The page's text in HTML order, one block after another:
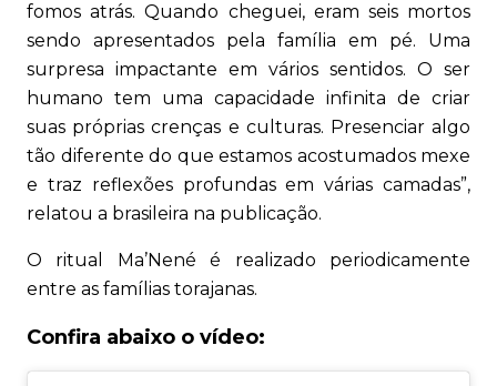
fomos atrás. Quando cheguei, eram seis mortos
sendo apresentados pela família em pé. Uma
surpresa impactante em vários sentidos. O ser
humano tem uma capacidade infinita de criar
suas próprias crenças e culturas. Presenciar algo
tão diferente do que estamos acostumados mexe
e traz reflexões profundas em várias camadas”,
relatou a brasileira na publicação.
O ritual Ma’Nené é realizado periodicamente
entre as famílias torajanas.
Confira abaixo o vídeo: